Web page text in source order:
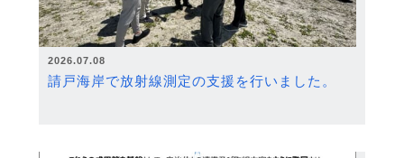
2026.07.08
請戸海岸で放射線測定の支援を行いました。